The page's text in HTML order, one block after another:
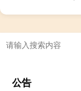
公告